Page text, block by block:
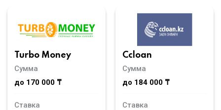
Turbo Money
Сумма
до 170 000 ₸
Ставка
Ccloan
Сумма
до 184 000 ₸
Ставка